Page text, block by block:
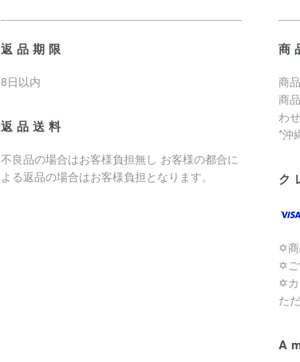
返品期限
8日以内
返品送料
不良品の場合はお客様負担無し お客様の都合に
よる返品の場合はお客様負担となります。
商
商
商
わ
*沖
ク
✡商
✡ご
✡カ
た